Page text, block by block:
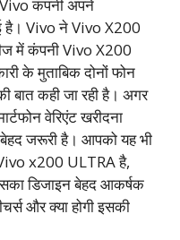
कंपनी अपने
है। Vivo ने Vivo X200
में कंपनी Vivo X200
के मुताबिक दोनों फोन
बात कही जा रही है। अगर
वेरिएंट खरीदना
जरूरी है। आपको यह भी
Vivo x200 ULTRA है,
डिजाइन बेहद आकर्षक
और क्या होगी इसकी